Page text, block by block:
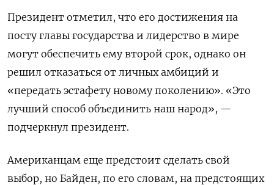
Президент отметил, что его достижения на
посту главы государства и лидерство в мире
могут обеспечить ему второй срок, однако он
решил отказаться от личных амбиций и
«передать эстафету новому поколению». «Это
лучший способ объединить наш народ», —
подчеркнул президент.
Американцам еще предстоит сделать свой
выбор, но Байден, по его словам, на предстоящих